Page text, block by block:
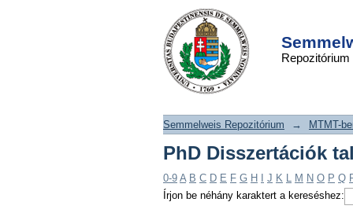
Repozitórium
PhD
szerint
DSpace/Manakin Repository
Semmelweis Repozitórium → MTMT-
PhD Disszertációk
0-9 A B C D E F G H J K L M N O P Q
Írjon be néhány karaktert a kereséshez: